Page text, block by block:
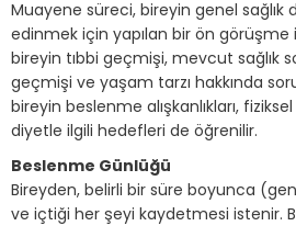
Muayene süreci, bireyin genel sağlık
edinmek için yapılan bir ön görüşme
bireyin tıbbi geçmişi, mevcut sağlık
geçmişi ve yaşam tarzı hakkında
bireyin beslenme alışkanlıkları,
diyetle ilgili hedefleri de öğrenilir.
Beslenme Günlüğü
Bireyden, belirli bir süre boyunca
ve içtiği her şeyi kaydetmesi istenir.